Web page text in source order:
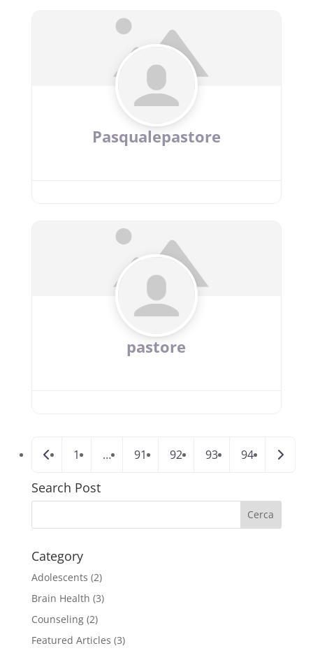
Pasqualepastore
pastore
Newer posts
1 … 91 92 93 94 Older
Search Post
Category
Adolescents (2)
Brain Health (3)
Counseling(2)
Featured Articles (3)